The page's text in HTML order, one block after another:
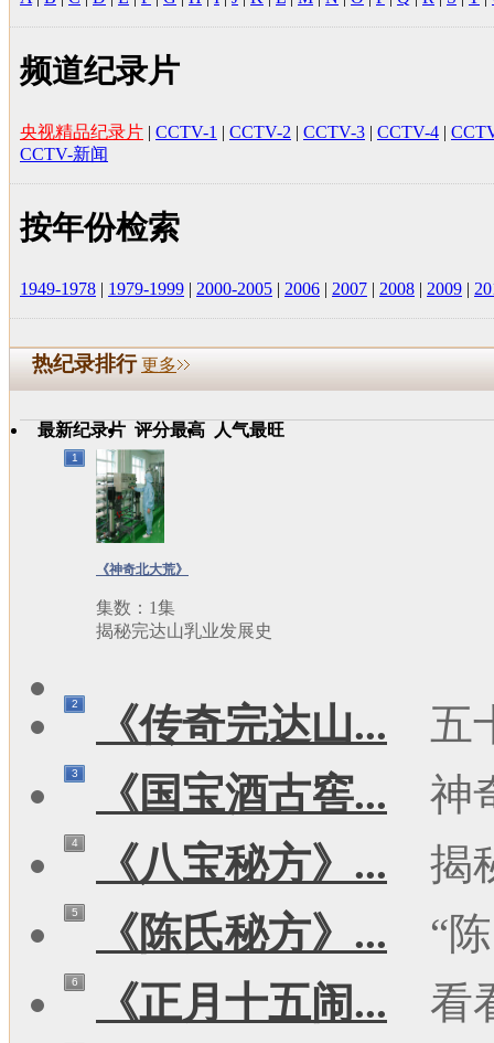
频道纪录片
央视精品纪录片 | CCTV-1 | CCTV-2 | CCTV-3 | CCTV-4 |
CCTV-新闻
按年份检索
1949-1978 | 1979-1999 | 2000-2005 | 2006 | 2007 | 2008 | 2009 |
热纪录排行 更多
最新纪录片 评分最高 人气最旺
1
《神奇北大荒》
集数：1集
揭秘完达山乳业发展史
2 《传奇完达山... 五
3 《国宝酒古窖... 神
4 《八宝秘方》... 揭
5 《陈氏秘方》... “
6 《正月十五闹... 看